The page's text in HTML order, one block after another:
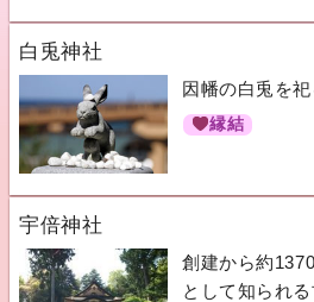
白兎神社
因幡の白兎を
縁結
宇倍神社
創建から約
として知られ